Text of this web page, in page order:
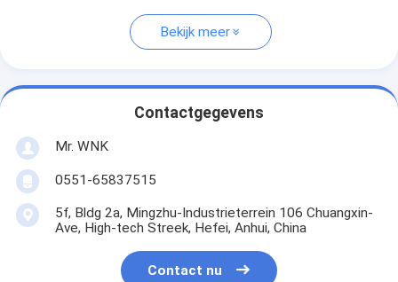
Bekijk meer
Contactgegevens
Mr. WNK
0551-65837515
5f, Bldg 2a, Mingzhu-Industrieterrein 106 Chuangxin-
Ave, High-tech Streek, Hefei, Anhui, China
Contact nu